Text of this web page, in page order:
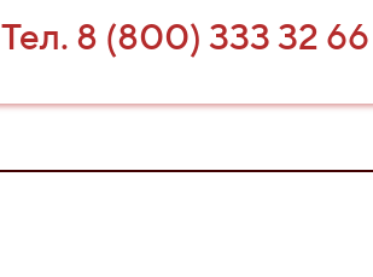
Тел. 8 (800) 333 32 66